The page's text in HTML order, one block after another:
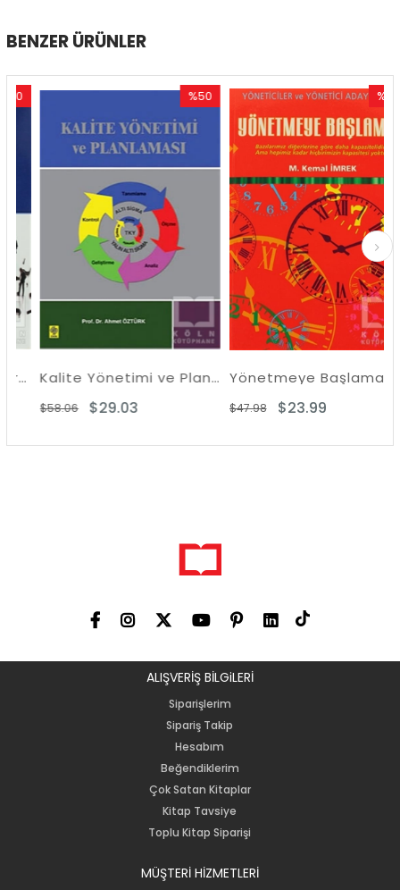
BENZER ÜRÜNLER
Kalite Yönetimi ve Planlaması
$29.03
$58.06
%50
İndirim
%50İndirim
Yönetmeye Başlamak
$23.99
$47.98
%50
İndirim
ALIŞVERİŞ BİLGiLERİ
Siparişlerim
Sipariş Takip
Hesabım
Beğendiklerim
Çok Satan Kitaplar
Kitap Tavsiye
Toplu Kitap Siparişi
MÜŞTERİ HİZMETLERİ